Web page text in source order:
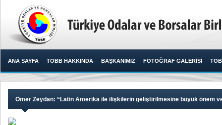
ANA SAYFA TOBB HAKKINDA BAŞKANIMIZ FOTOĞRAF GALERİSİ
Ömer Zeydan: “Latin Amerika ile ilişkilerin geliştirilmesine büyük önem